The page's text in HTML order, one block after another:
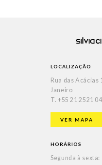
LOCALIZAÇÃO
Rua das Acácias
Janeiro
T. +55 21 2521
VER MAPA
HORÁRIOS
Segunda à sexta: